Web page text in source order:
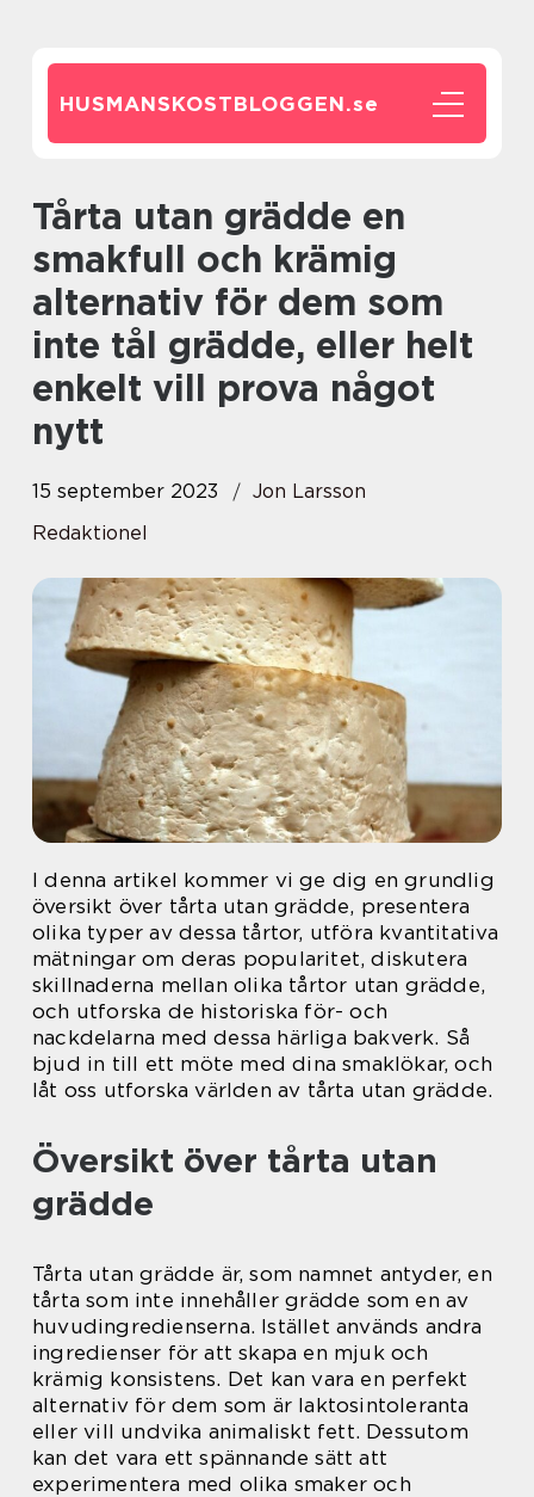
HUSMANSKOSTBLOGGEN.se
Tårta utan grädde en
smakfull och krämig
alternativ för dem som
inte tål grädde, eller helt
enkelt vill prova något
nytt
15 september 2023
Jon Larsson
Redaktionel
I denna artikel kommer vi ge dig en grundlig
översikt över tårta utan grädde, presentera
olika typer av dessa tårtor, utföra kvantitativa
mätningar om deras popularitet, diskutera
skillnaderna mellan olika tårtor utan grädde,
och utforska de historiska för- och
nackdelarna med dessa härliga bakverk. Så
bjud in till ett möte med dina smaklökar, och
låt oss utforska världen av tårta utan grädde.
Översikt över tårta utan
grädde
Tårta utan grädde är, som namnet antyder, en
tårta som inte innehåller grädde som en av
huvudingredienserna. Istället används andra
ingredienser för att skapa en mjuk och
krämig konsistens. Det kan vara en perfekt
alternativ för dem som är laktosintoleranta
eller vill undvika animaliskt fett. Dessutom
kan det vara ett spännande sätt att
experimentera med olika smaker och